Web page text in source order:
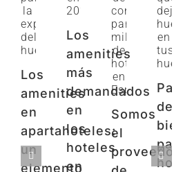
Los
amenities
en
apartahoteles:
un
elemento
Los
amenities
más
demandados
en
los
hoteles
en
Somos
el
proveedor
Pack
de
para